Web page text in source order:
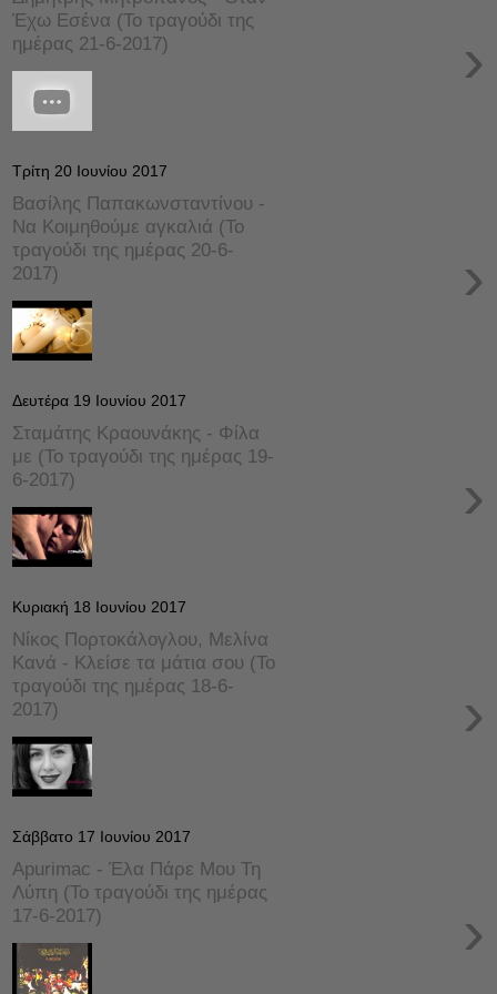
Έχω Εσένα (Το τραγούδι της
ημέρας 21-6-2017)
›
Τρίτη 20 Ιουνίου 2017
Βασίλης Παπακωνσταντίνου -
Να Κοιμηθούμε αγκαλιά (Το
τραγούδι της ημέρας 20-6-
2017)
›
Δευτέρα 19 Ιουνίου 2017
Σταμάτης Κραουνάκης - Φίλα
με (Το τραγούδι της ημέρας 19-
6-2017)
›
Κυριακή 18 Ιουνίου 2017
Νίκος Πορτοκάλογλου, Μελίνα
Κανά - Κλείσε τα μάτια σου (Το
τραγούδι της ημέρας 18-6-
2017)
›
Σάββατο 17 Ιουνίου 2017
Apurimac - Έλα Πάρε Μου Τη
Λύπη (Το τραγούδι της ημέρας
17-6-2017)
›